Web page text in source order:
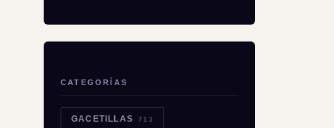
CATEGORÍAS
GACETILLAS 713